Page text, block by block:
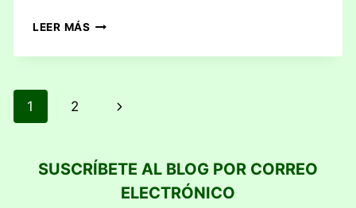
LEER MÁS RESEÑA:
Navegación
página
1 2
Siguiente
SUSCRÍBETE AL BLOG POR CORREO
ELECTRÓNICO